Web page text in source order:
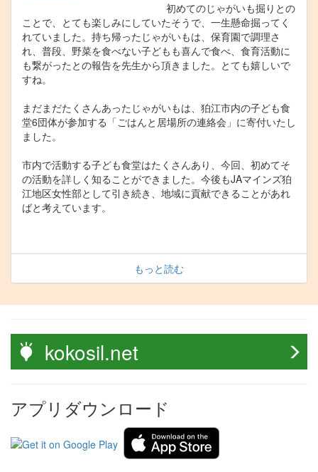
初めてのじゃがいも掘りとの
ことで、とても楽しみにしていたそうで、一生懸命掘ってく
れていました。持ち帰ったじゃがいもは、保育園で調理さ
れ、普段、野菜を食べない子どもも喜んで食べ、食育活動に
も繋がったとの報告を先生から頂きました。とても嬉しいで
すね。
まだまだたくさんあったじゃがいもは、狛江市内の子ども食
堂6団体が参加する「ごはんと居場所の連絡会」に寄付いたし
ました。
市内で活動する子ども食堂はたくさんあり、今回、初めてそ
の活動を詳しく知ることができました。今後もJAマインズ狛
江地区女性部として引き続き、地域に貢献できることがあれ
ばと考えています。
もっと読む
kokosil.net
アプリダウンロード